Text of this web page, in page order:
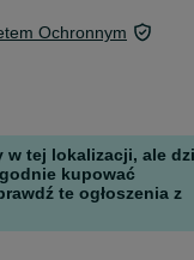
Ochronnym
w tej lokalizacji, ale
kupować
te ogłoszenia z